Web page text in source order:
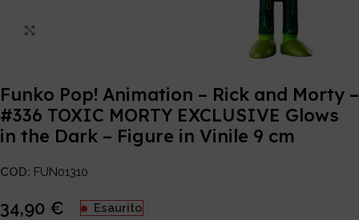
Funko Pop! Animation – Rick and Morty –
#336 TOXIC MORTY EXCLUSIVE Glows
in the Dark – Figure in Vinile 9 cm
COD: FUN01310
34,90 € Esaurito